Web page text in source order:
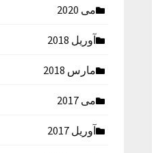
می 2020
آوریل 2018
مارس 2018
می 2017
آوریل 2017